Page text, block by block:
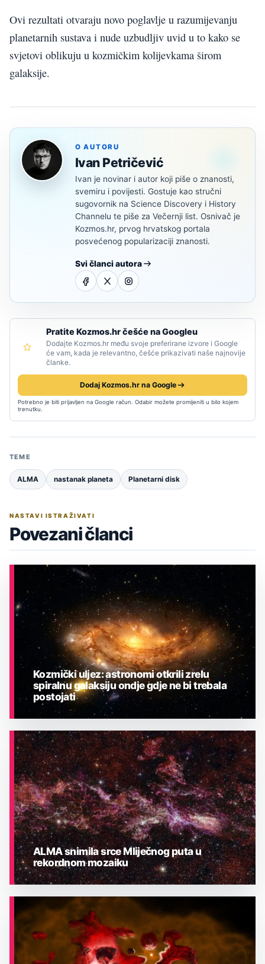
Ovi rezultati otvaraju novo poglavlje u razumijevanju
planetarnih sustava i nude uzbudljiv uvid u to kako se
svjetovi oblikuju u kozmičkim kolijevkama širom
galaksije.
O AUTORU
Ivan Petričević
Ivan je novinar i autor koji piše o znanosti,
svemiru i povijesti. Gostuje kao stručni
sugovornik na Science Discovery i History
Channelu te piše za Večernji list. Osnivač je
Kozmos.hr, prvog hrvatskog portala
posvećenog popularizaciji znanosti.
Svi članci autora
Pratite Kozmos.hr češće na Googleu
Dodajte Kozmos.hr među svoje preferirane izvore i Google
će vam, kada je relevantno, češće prikazivati naše najnovije
članke.
Dodaj Kozmos.hr na Google
Potrebno je biti prijavljen na Google račun. Odabir možete promijeniti u bilo kojem
trenutku.
TEME
ALMA nastanak planeta Planetarni disk
NASTAVI ISTRAŽIVATI
Povezani članci
ASTRONOMIJA
Kozmički uljez: astronomi otkrili zrelu
spiralnu galaksiju ondje gdje ne bi trebala
postojati
ASTRONOMIJA
ALMA snimila srce Mliječnog puta u
rekordnom mozaiku